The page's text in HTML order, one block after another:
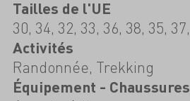
Tailles de l'UE
30, 34, 32, 33, 36, 38, 35,
Activités
Randonnée, Trekking
Équipement - Chaussures